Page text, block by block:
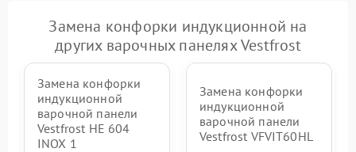
Замена конфорки индукционной на
других варочных панелях Vestfrost
Замена конфорки
индукционной
варочной панели
Vestfrost HE 604
INOX 1
Замена конфорки
индукционной
варочной панели
Vestfrost VFVIT60HL